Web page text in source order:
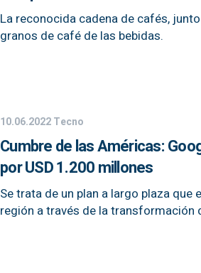
La reconocida cadena de cafés,
granos de café de las bebidas.
10.06.2022Tecno
Cumbre de las Américas:
por USD 1.200 millones
Se trata de un plan a largo plaza
región a través de la transformación